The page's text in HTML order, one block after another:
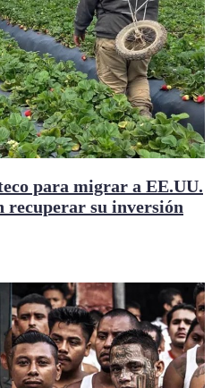
para migrar a EE.UU.
recuperar su inversión